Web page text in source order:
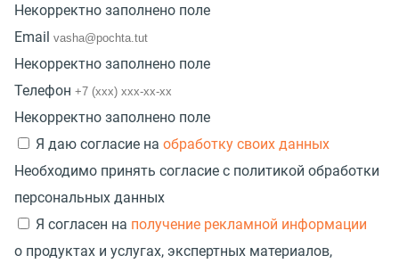
Некорректно заполнено поле
Email
Некорректно заполнено поле
Телефон
Некорректно заполнено поле
Я даю согласие на обработку своих данных
Необходимо принять согласие с политикой обработки
персональных данных
Я согласен на получение рекламной информации
о продуктах и услугах, экспертных материалов,